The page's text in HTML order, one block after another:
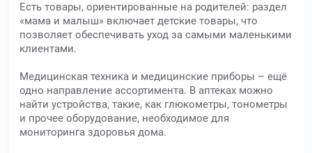
Есть товары, ориентированные на родителей: раздел
«мама и малыш» включает детские товары, что
позволяет обеспечивать уход за самыми маленькими
клиентами.
Медицинская техника и медицинские приборы – ещё
одно направление ассортимента. В аптеках можно
найти устройства, такие, как глюкометры, тонометры
и прочее оборудование, необходимое для
мониторинга здоровья дома.